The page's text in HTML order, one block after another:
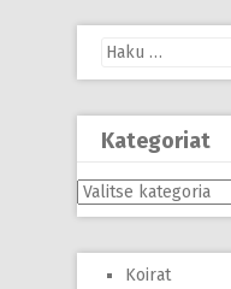
Haku:
Kategoriat
Kategoriat
Koirat